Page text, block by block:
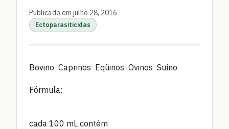
Publicado em julho 28, 2016
Ectoparasiticidas
Bovino Caprinos Eqüinos Ovinos Suíno
Fórmula:
cada 100 mL contém